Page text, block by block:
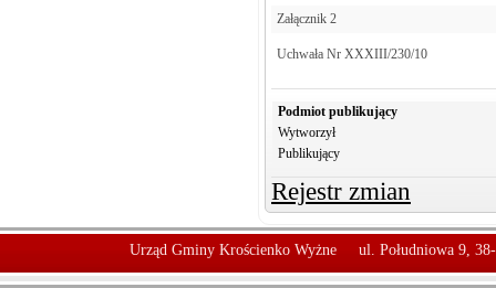
Załącznik 2
Uchwała Nr XXXIII/230/10
Podmiot publikujący
Wytworzył
Publikujący
Rejestr zmian
Urząd Gminy Krościenko Wyżne ul. Południowa 9,